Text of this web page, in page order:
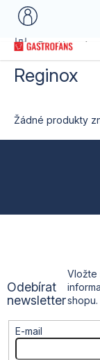
Přejít
Domů
Prodávané
Reginox
Žádné produkty
p
Odebírat
newsletter
Vložte
shopu.
E-mail